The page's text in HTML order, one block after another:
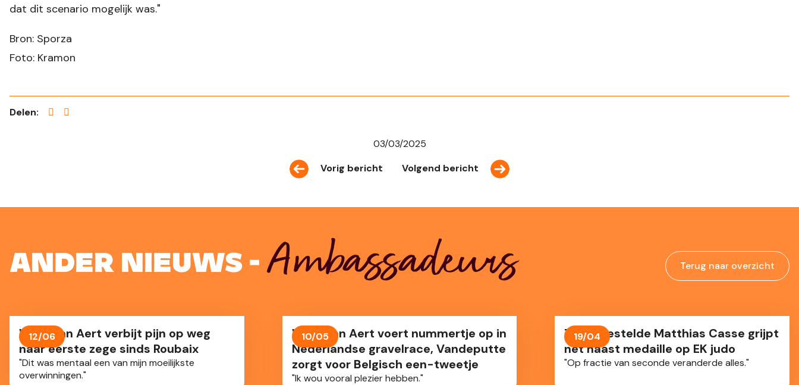
dat dit scenario mogelijk was."
Bron: Sporza
Foto: Kramon
Delen:
03/03/2025
Vorig bericht
Volgend bericht
Ander nieuws - Ambassadeurs Terug naar overzicht
Wout van Aert verbijt pijn op weg
naar eerste zege sinds Roubaix
"Dit was mentaal een van mijn moeilijkste
overwinningen."
12/06
Wout van Aert voert nummertje op in
Nederlandse gravelrace, Vandeputte
zorgt voor Belgisch een-tweetje
"Ik wou vooral plezier hebben."
10/05
Teleurgestelde Matthias Casse grijpt
nét naast medaille op EK judo
"Op fractie van seconde veranderde alles."
19/04